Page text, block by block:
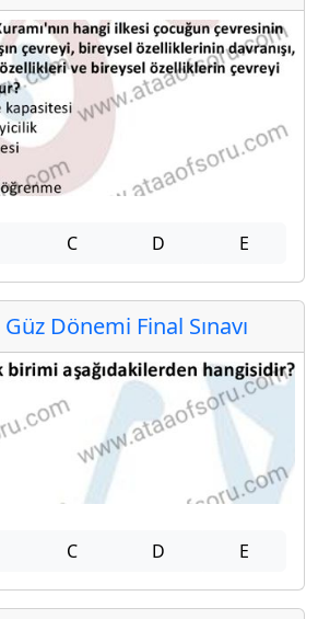
C D E
Dönemi Final Sınavı
C D E